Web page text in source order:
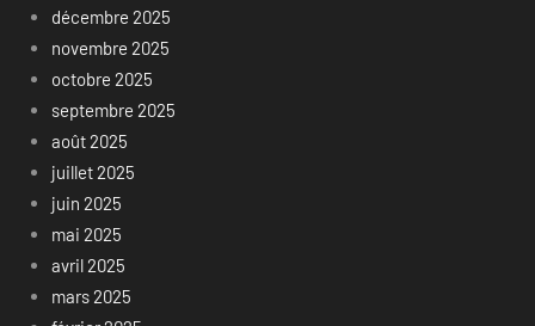
décembre 2025
novembre 2025
octobre 2025
septembre 2025
août 2025
juillet 2025
juin 2025
mai 2025
avril 2025
mars 2025